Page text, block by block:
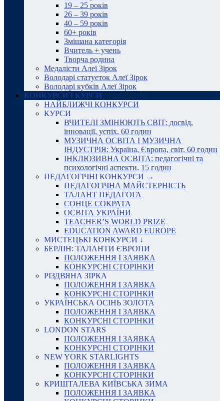
19 – 25 років
26 – 39 років
40 – 59 років
60+ років
Змішана категорія
Вчитель + учень
Творча родина
Медалісти Алеї Зірок
Володарі статуеток Алеї Зірок
Володарі кубків Алеї Зірок
КОНКУРСИ І КУРСИ
НАЙБЛИЖЧІ КОНКУРСИ
КУРСИ
ВЧИТЕЛІ ЗМІНЮЮТЬ СВІТ: досвід,
інновації, успіх. 60 годин
МУЗИЧНА ОСВІТА І МУЗИЧНА
ІНДУСТРІЯ: Україна, Європа, світ. 60 годин
ІНКЛЮЗИВНА ОСВІТА: педагогічні та
психологічні аспекти. 15 годин
ПЕДАГОГІЧНІ КОНКУРСИ →
ПЕДАГОГІЧНА МАЙСТЕРНІСТЬ
ТАЛАНТ ПЕДАГОГА
СОНЦЕ СОКРАТА
ОСВІТА УКРАЇНИ
TEACHER’S WORLD PRIZE
EDUCATION AWARD EUROPE
МИСТЕЦЬКІ КОНКУРСИ ↓
БЕРЛІН: ТАЛАНТИ ЄВРОПИ
ПОЛОЖЕННЯ І ЗАЯВКА
КОНКУРСНІ СТОРІНКИ
РІЗДВЯНА ЗІРКА
ПОЛОЖЕННЯ І ЗАЯВКА
КОНКУРСНІ СТОРІНКИ
УКРАЇНСЬКА ОСІНЬ ЗОЛОТА
ПОЛОЖЕННЯ І ЗАЯВКА
КОНКУРСНІ СТОРІНКИ
LONDON STARS
ПОЛОЖЕННЯ І ЗАЯВКА
КОНКУРСНІ СТОРІНКИ
NEW YORK STARLIGHTS
ПОЛОЖЕННЯ І ЗАЯВКА
КОНКУРСНІ СТОРІНКИ
КРИШТАЛЕВА КИЇВСЬКА ЗИМА
ПОЛОЖЕННЯ І ЗАЯВКА